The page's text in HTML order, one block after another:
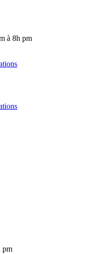
à 8h pm
pm